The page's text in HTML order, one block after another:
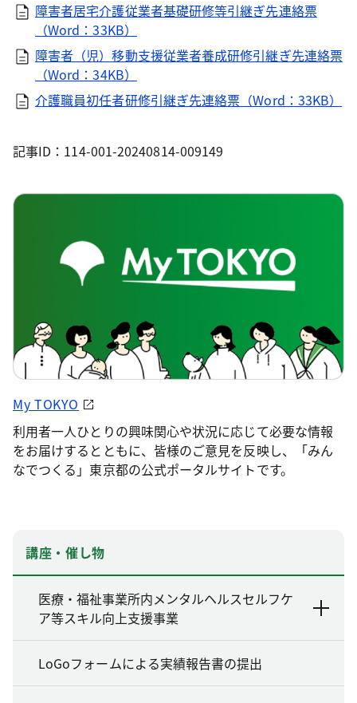
障害者居宅介護従業者基礎研修等引継ぎ先連絡票
（Word：33KB）
障害者（児）移動支援従業者養成研修引継ぎ先連絡票
（Word：34KB）
介護職員初任者研修引継ぎ先連絡票（Word：33KB）
記事ID：114-001-20240814-009149
My TOKYO
利用者一人ひとりの興味関心や状況に応じて必要な情報
をお届けするとともに、皆様のご意見を反映し、「みん
なでつくる」東京都の公式ポータルサイトです。
講座・催し物
医療・福祉事業所内メンタルヘルスセルフケ
ア等スキル向上支援事業
LoGoフォームによる実績報告書の提出